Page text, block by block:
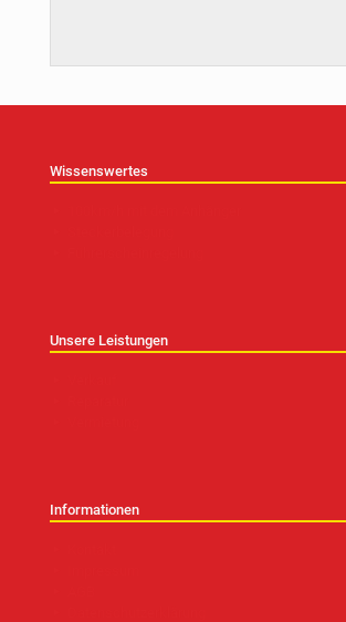
Wissenswertes
Unsere Leistungen
Informationen